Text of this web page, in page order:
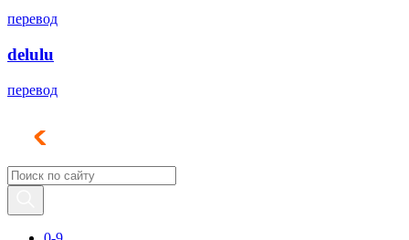
перевод
delulu
перевод